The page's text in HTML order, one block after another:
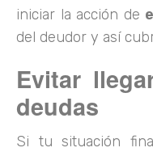
iniciar la acción de
del deudor y así
Evitar
deudas
Si tu situación